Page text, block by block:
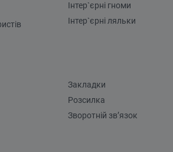
Інтер`єрні гноми
Інтер`єрні ляльки
Закладки
Розсилка
Зворотній зв’язок